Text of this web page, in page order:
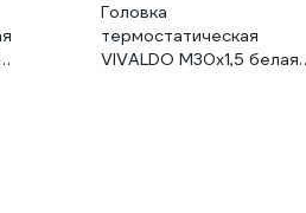
Головка
термостатическая
VIVALDO M30x1,5 белая